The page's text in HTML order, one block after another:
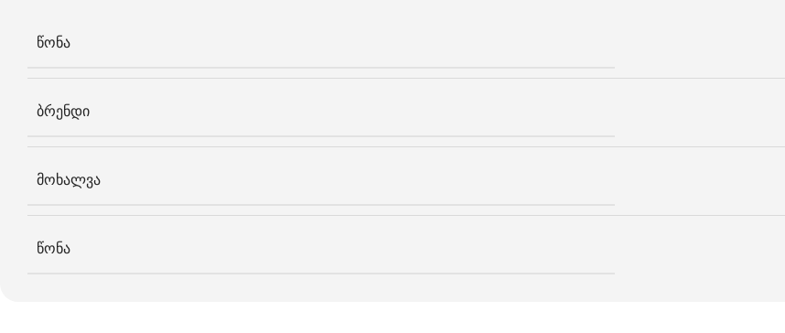
წონა
ბრენდი
მოხალვა
წონა